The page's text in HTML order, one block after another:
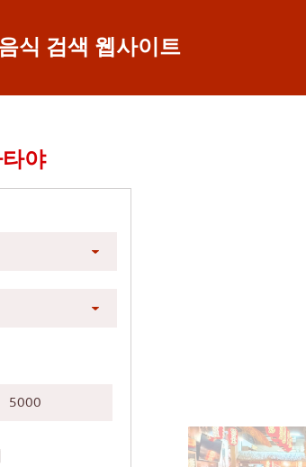
식 검색 웹사이트
식
토랑 찾기
스시
이자카야
가츠동/돈까스
풍차 비
야